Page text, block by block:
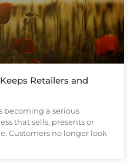
Retailers and
becoming a serious
that sells, presents or
Customers no longer look